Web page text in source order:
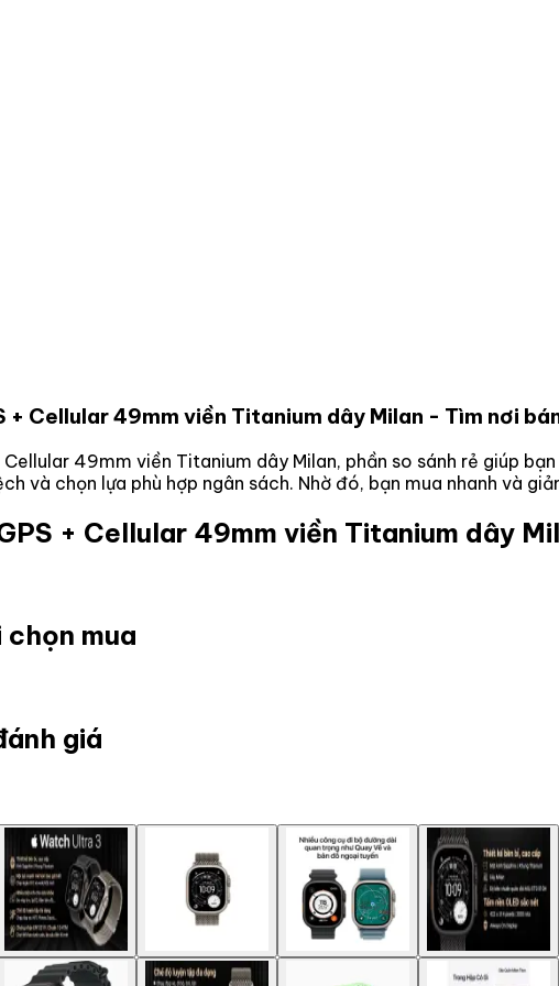
+ Cellular 49mm viền Titanium dây Milan - Tìm nơi
49mm viền Titanium dây Milan, phần so sánh rẻ giúp
và chọn lựa phù hợp ngân sách. Nhờ đó, bạn mua nhanh và
+ Cellular 49mm viền Titanium dây
mua
giá